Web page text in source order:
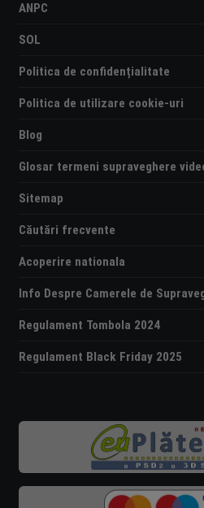
ANPC
SOL
Politica de confidențialitate
Politica de utilizare cookie-uri
Blog
Glosar termeni supraveghere
Sitemap
Căutări frecvente
Acoperire nationala
Info Despre Camerele de
Regulament Tombola 2024
Regulament Black Friday 2025